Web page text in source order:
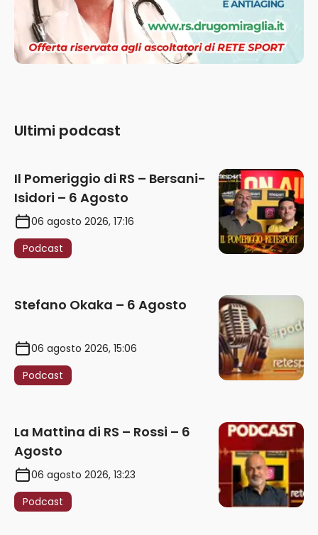
Ultimi podcast
Il Pomeriggio di RS – Bersani-
Isidori – 6 Agosto
06 agosto 2026, 17:16
Podcast
Stefano Okaka – 6 Agosto
06 agosto 2026, 15:06
Podcast
La Mattina di RS – Rossi – 6
Agosto
06 agosto 2026, 13:23
Podcast